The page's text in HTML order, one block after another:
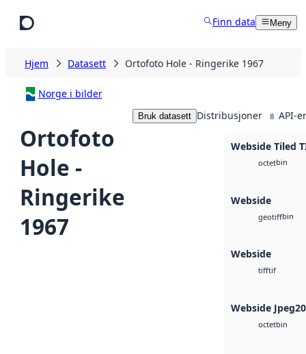
Finn data Meny
Hjem Datasett Ortofoto Hole - Ringerike 1967
Norge i bilder
Ortofoto
Hole -
Ringerike
1967
Bruk datasett Distribusjoner 8 API-er
Webside Tiled
octetbin
Webside
geotiffbin
Webside
tifftif
Webside
octetbin